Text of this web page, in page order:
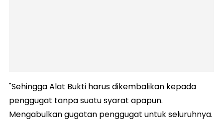
"Sehingga Alat Bukti harus dikembalikan kepada
penggugat tanpa suatu syarat apapun.
Mengabulkan gugatan penggugat untuk seluruhnya.